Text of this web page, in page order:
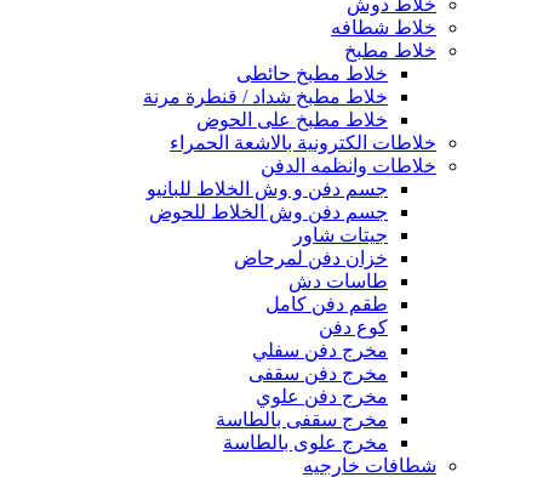
خلاط دوش
خلاط شطافه
خلاط مطبخ
خلاط مطبخ حائطى
خلاط مطبخ شداد / قنطرة مرنة
خلاط مطبخ على الحوض
خلاطات الكترونية بالاشعة الحمراء
خلاطات وانظمه الدفن
جسم دفن و وش الخلاط للبانيو
جسم دفن وش الخلاط للحوض
جيتات شاور
خزان دفن لمرحاض
طاسات دش
طقم دفن كامل
كوع دفن
مخرج دفن سفلي
مخرج دفن سقفى
مخرج دفن علوي
مخرج سقفى بالطاسة
مخرج علوى بالطاسة
شطافات خارجيه